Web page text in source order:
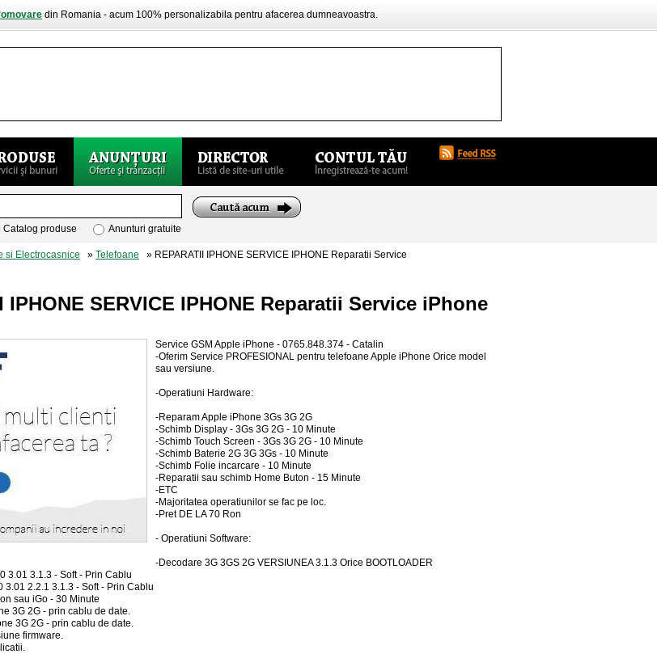
din Romania - acum 100% personalizabila pentru afacerea dumneavoastra.
Catalog produse Anunturi gratuite
si Electrocasnice » Telefoane » REPARATII IPHONE SERVICE IPHONE Reparatii Service
IPHONE SERVICE IPHONE Reparatii Service iPhone
Service GSM Apple iPhone - 0765.848.374 - Catalin
-Oferim Service PROFESIONAL pentru telefoane Apple iPhone Orice model
sau versiune.
-Operatiuni Hardware:
-Reparam Apple iPhone 3Gs 3G 2G
-Schimb Display - 3Gs 3G 2G - 10 Minute
-Schimb Touch Screen - 3Gs 3G 2G - 10 Minute
-Schimb Baterie 2G 3G 3Gs - 10 Minute
-Schimb Folie incarcare - 10 Minute
-Reparatii sau schimb Home Buton - 15 Minute
-ETC
-Majoritatea operatiunilor se fac pe loc.
-Pret DE LA 70 Ron
- Operatiuni Software:
-Decodare 3G 3GS 2G VERSIUNEA 3.1.3 Orice BOOTLOADER
3.01 3.1.3 - Soft - Prin Cablu
3.01 2.2.1 3.1.3 - Soft - Prin Cablu
sau iGo - 30 Minute
3G 2G - prin cablu de date.
3G 2G - prin cablu de date.
firmware.